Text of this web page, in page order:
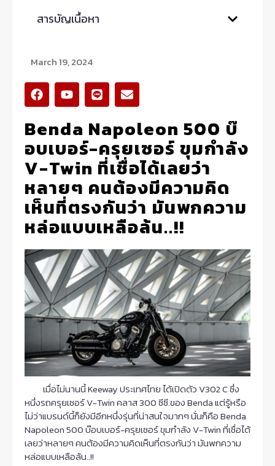
สารบัญเนื้อหา
March 19, 2024
F
a
c
e
b
o
o
k
Y
o
u
t
u
b
e
L
i
n
e
E
n
v
e
l
o
p
e
Benda Napoleon 500 บ๊
อบเบอร์-ครุยเซอร์ ขุมกำลัง
V-Twin ที่เชื่อได้เลยว่า
หลายๆ คนต้องมีความคิด
เห็นที่ตรงกันว่า มันพกความ
หล่อแบบเหลือล้น..!!
เมื่อไม่นานนี้ Keeway ประเทศไทย ได้เปิดตัว V302 C ซึ่ง
หนึ่งรถครุยเซอร์ V-Twin คลาส 300 ซีซี.ของ Benda แต่รู้หรือ
ไม่ว่าแบรนด์นี้ก็ยังมีอีกหนึ่งรุ่นที่น่าสนใจมากๆ นั่นก็คือ Benda
Napoleon 500 บ๊อบเบอร์-ครุยเซอร์ ขุมกำลัง V-Twin ที่เชื่อได้
เลยว่าหลายๆ คนต้องมีความคิดเห็นที่ตรงกันว่า มันพกความ
หล่อแบบเหลือล้น..!!